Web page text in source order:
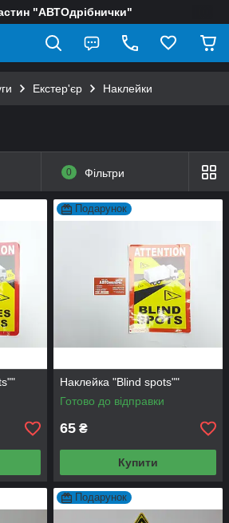
"АВТОдрібнички"
Екстер'єр Наклейки
0 Фільтри
Подарунок
Наклейка "Blind spots""
Готово до відправки
65 ₴
Купити
Подарунок